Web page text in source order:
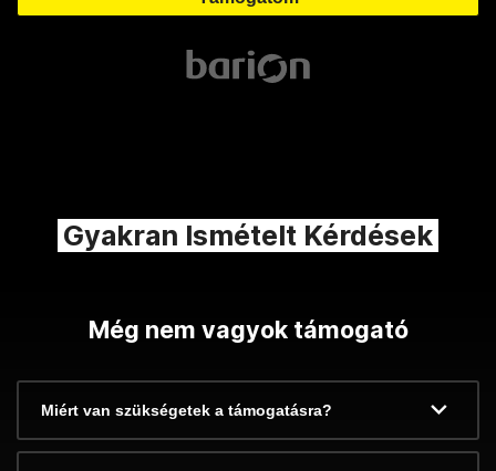
Gyakran Ismételt Kérdések
Még nem vagyok támogató
Miért van szükségetek a támogatásra?